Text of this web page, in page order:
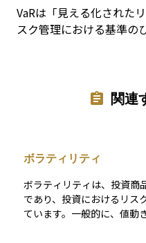
VaRは「見える化された
スク管理における基準の
関連
ボラティリティ
ボラティリティは、投資商
であり、投資におけるリス
ています。一般的に、値動